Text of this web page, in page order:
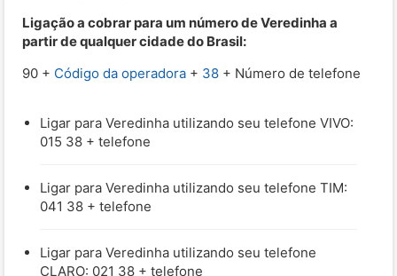
Ligação a cobrar para um número de Veredinha a
partir de qualquer cidade do Brasil:
90 + Código da operadora + 38 + Número de telefone
Ligar para Veredinha utilizando seu telefone VIVO:
015 38 + telefone
Ligar para Veredinha utilizando seu telefone TIM:
041 38 + telefone
Ligar para Veredinha utilizando seu telefone
CLARO: 021 38 + telefone